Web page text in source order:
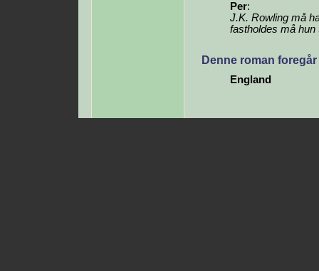
Per:
J.K. Rowling må
fastholdes må hun
Denne roman
England